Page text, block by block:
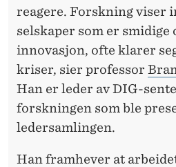
reagere. Forskning viser
selskaper som er smidige
innovasjon, ofte klarer
kriser, sier professor
Han er leder av DIG-
forskningen som ble
ledersamlingen.
Han framhever at